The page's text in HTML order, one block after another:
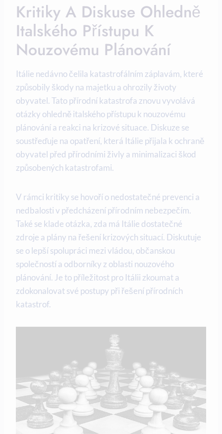
Kritiky A Diskuse Ohledně
Italského Přístupu K
Nouzovému Plánování
Itálie nedávno čelila katastrofálním záplavám, které
způsobily škody na majetku a ohrozily životy
obyvatel. Tato přírodní katastrofa znovu vyvolává
otázky ohledně italského přístupu k nouzovému
plánování a reakci na krizové situace. Diskuze se
soustřeďuje na opatření, která Itálie přijala k ochraně
obyvatel před přírodními živly a minimalizaci škod
způsobených katastrofami.
V rámci kritiky se hovoří o nedostatečné prevenci a
nedbalosti v předcházení přírodním nebezpečím.
Také se klade otázka, zda má Itálie dostatečné
zdroje a plány na řešení krizových situací. Diskutuje
se o lepší spolupráci mezi vládou, občanskou
společností a odborníky z oblasti nouzového
plánování. Je to příležitost pro Itálii zkoumat a
zdokonalovat své postupy při řešení přírodních
katastrof.